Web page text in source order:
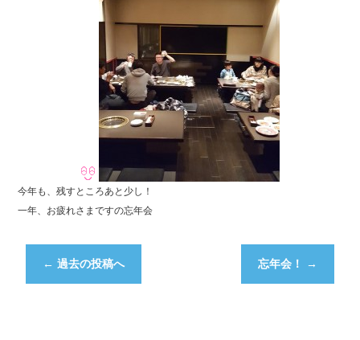
今年も、残すところあと少し！
一年、お疲れさまですの忘年会
← 過去の投稿へ 忘年会！ →